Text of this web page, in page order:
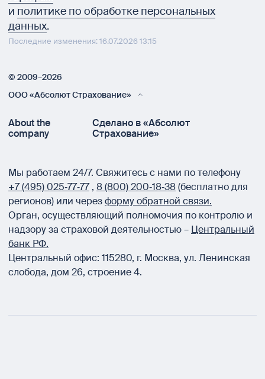
и политике по обработке персональных
данных.
Последние изменения: 16.07.2026 13:15
© 2009–2026
ООО «Абсолют Страхование»
About the
company
Сделано в «Абсолют
Страхование»
Мы работаем 24/7. Свяжитесь с нами по телефону
+7 (495) 025‑77‑77 , 8 (800) 200‑18‑38(бесплатно для
регионов) или черезформу обратной связи.
Орган, осуществляющий полномочия по контролю и
надзору за страховой деятельностью – Центральный
банк РФ.
Центральный офис: 115280, г. Москва, ул. Ленинская
слобода, дом 26, строение 4.